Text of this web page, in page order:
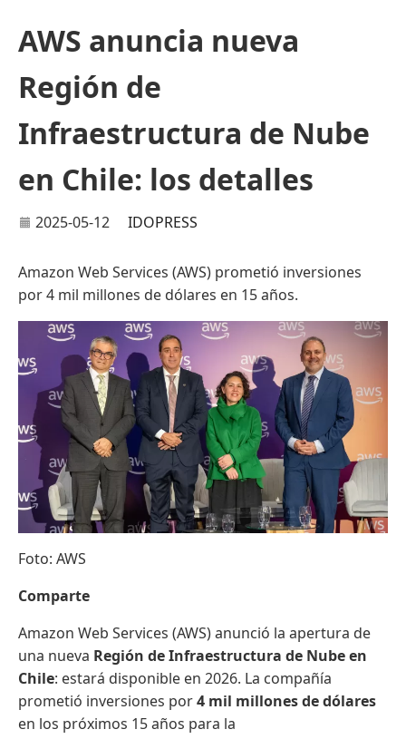
AWS anuncia nueva
Región de
Infraestructura de Nube
en Chile: los detalles
2025-05-12 IDOPRESS
Amazon Web Services (AWS) prometió inversiones
por 4 mil millones de dólares en 15 años.
Foto: AWS
Comparte
Amazon Web Services (AWS) anunció la apertura de
una nueva Región de Infraestructura de Nube en
Chile: estará disponible en 2026. La compañía
prometió inversiones por4 mil millones de dólares
en los próximos 15 años para la